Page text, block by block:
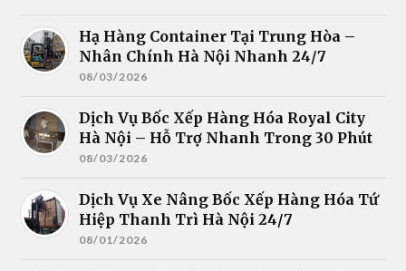
Hạ Hàng Container Tại Trung Hòa –
Nhân Chính Hà Nội Nhanh 24/7
08/03/2026
Dịch Vụ Bốc Xếp Hàng Hóa Royal City
Hà Nội – Hỗ Trợ Nhanh Trong 30 Phút
08/03/2026
Dịch Vụ Xe Nâng Bốc Xếp Hàng Hóa Tứ
Hiệp Thanh Trì Hà Nội 24/7
08/01/2026